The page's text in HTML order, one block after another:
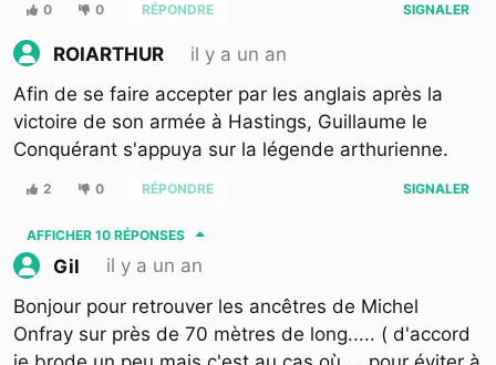
0 0 RÉPONDRE SIGNALER
ROIARTHUR
il y a un an
Afin de se faire accepter par les anglais après la
victoire de son armée à Hastings, Guillaume le
Conquérant s'appuya sur la légende arthurienne.
2 0 RÉPONDRE SIGNALER
AFFICHER 10 RÉPONSES
Gil
il y a un an
Bonjour pour retrouver les ancêtres de Michel
Onfray sur près de 70 mètres de long..... ( d'accord